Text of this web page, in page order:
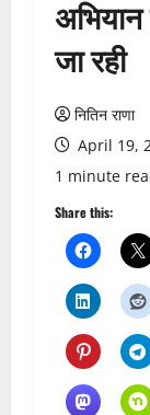
जा रही
नितिन राणा
April 19,
1 minute
Share this: